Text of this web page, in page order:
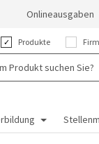
Onlineausgaben
Produkte